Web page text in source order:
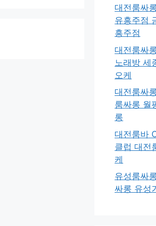
대전룸싸
유흥주점
흥주점
대전룸싸
노래방 세
오케
대전룸싸
룸싸롱 월
롱
대전룸바
클럽 대전
케
유성룸싸
싸롱 유성